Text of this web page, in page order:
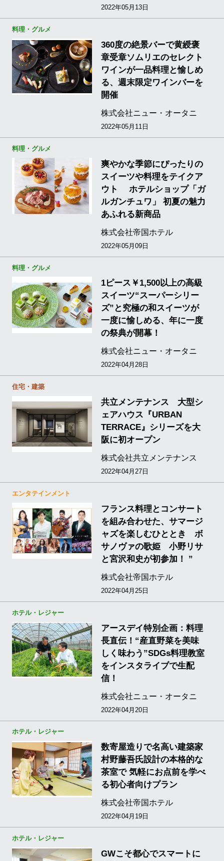
2022年05月13日
料理・グルメ
360度の絶景バーで黄綬褒
章受章ソムリエのセレクト
ワインが一品料理と愉しめ
る、週末限定ワインバーを
開催
株式会社ニュー・オータニ
2022年05月11日
料理・グルメ
爽やかな季節にぴったりの
スイーツや料理をテイクア
ウト ホテルショップ「ガ
ルガンチュワ」 初夏の魅力
あふれる新商品
株式会社帝国ホテル
2022年05月09日
料理・グルメ
1ピース￥1,500以上の高級
スイーツ“スーパーシリー
ズ”と究極の和スイーツが
一度に愉しめる、年に一度
の祭典が開幕！
株式会社ニュー・オータニ
2022年04月28日
住宅・建築
共立メンテナンス 大型シ
ェアハウス『URBAN
TERRACE』シリーズを大
阪に初オープン
株式会社共立メンテナンス
2022年04月27日
エンタテインメント
フランス料理とコンサート
を組み合わせた、サマージ
ャズを楽しむひととき ボ
サノヴァの歌姫 小野リサ
と宮沢和史が初参加！ ”
株式会社帝国ホテル
2022年04月25日
ホテル・レジャー
アースデイ特別企画：料理
長直伝！“産直野菜を美味
しく味わう”SDGs料理教室
をインスタライブで生配
信！
株式会社ニュー・オータニ
2022年04月20日
ホテル・レジャー
数寄屋造りで名高い建築家
村野藤吾氏設計の本格的な
茶室で 気軽にお点前を学べ
る初心者向けプラン
株式会社帝国ホテル
2022年04月19日
ホテル・レジャー
GWこそ都心でスマートに